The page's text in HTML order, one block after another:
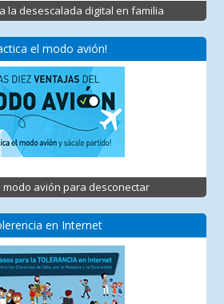
la desescalada digital en familia
el modo avión!
modo avión para desconectar
en Internet